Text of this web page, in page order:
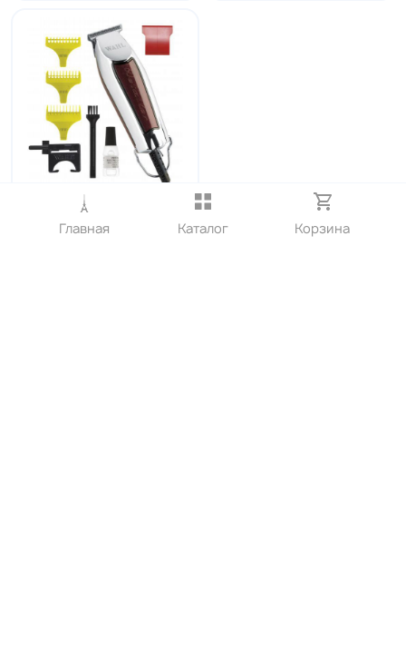
Триммер Wahl Detailer 8081-
1216H
Главная Каталог Корзина